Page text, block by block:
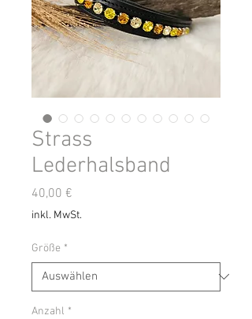
Strass
Lederhalsband
40,00 €
inkl. MwSt.
Größe *
Anzahl *